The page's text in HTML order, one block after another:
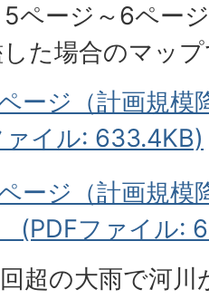
ページ～6ペー
た場合のマッ
ージ（計画規模
ァイル: 633.4KB)
ージ（計画規模
(PDFファイル:
超の大雨で河